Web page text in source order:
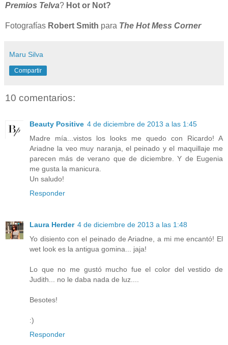
Premios Telva? Hot or Not?
Fotografías Robert Smith para The Hot Mess Corner
Maru Silva
Compartir
10 comentarios:
Beauty Positive 4 de diciembre de 2013 a las 1:45
Madre mía...vistos los looks me quedo con Ricardo! A
Ariadne la veo muy naranja, el peinado y el maquillaje me
parecen más de verano que de diciembre. Y de Eugenia
me gusta la manicura.
Un saludo!
Responder
Laura Herder 4 de diciembre de 2013 a las 1:48
Yo disiento con el peinado de Ariadne, a mi me encantó! El
wet look es la antigua gomina... jaja!
Lo que no me gustó mucho fue el color del vestido de
Judith... no le daba nada de luz....
Besotes!
:)
Responder